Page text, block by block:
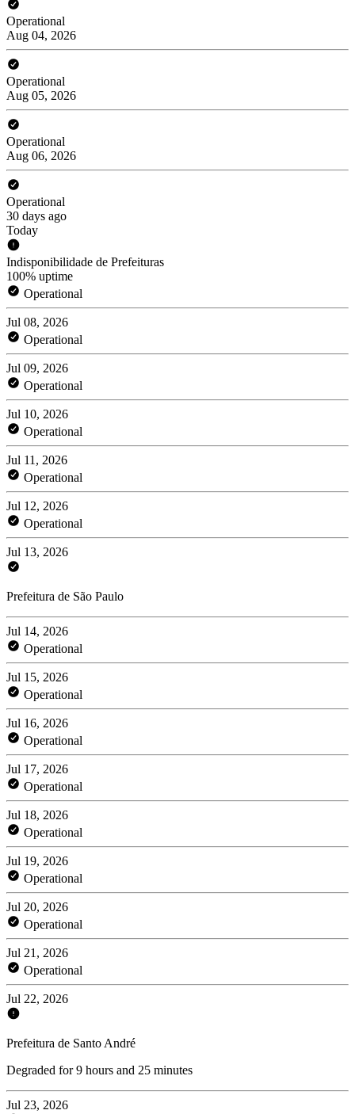
Operational
Aug 04, 2026
Operational
Aug 05, 2026
Operational
Aug 06, 2026
Operational
30 days ago
Today
Indisponibilidade de Prefeituras
100% uptime
Operational
Jul 08, 2026
Operational
Jul 09, 2026
Operational
Jul 10, 2026
Operational
Jul 11, 2026
Operational
Jul 12, 2026
Operational
Jul 13, 2026
Prefeitura de São Paulo
Jul 14, 2026
Operational
Jul 15, 2026
Operational
Jul 16, 2026
Operational
Jul 17, 2026
Operational
Jul 18, 2026
Operational
Jul 19, 2026
Operational
Jul 20, 2026
Operational
Jul 21, 2026
Operational
Jul 22, 2026
Prefeitura de Santo André
Degraded for 9 hours and 25 minutes
Jul 23, 2026